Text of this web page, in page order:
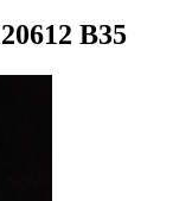
B35